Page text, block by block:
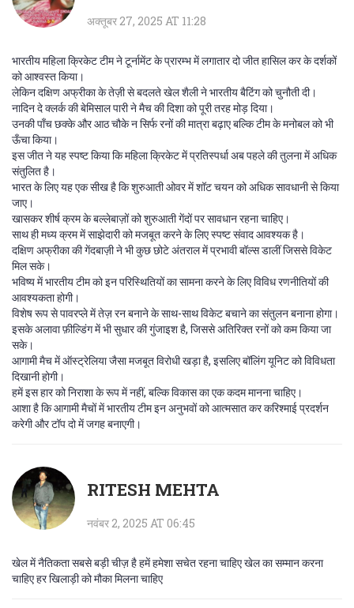
अक्तूबर 27, 2025 AT 11:28
भारतीय महिला क्रिकेट टीम ने टूर्नामेंट के प्रारम्भ में लगातार दो जीत हासिल कर के दर्शकों
को आश्वस्त किया।
लेकिन दक्षिण अफ्रीका के तेज़ी से बदलते खेल शैली ने भारतीय बैटिंग को चुनौती दी।
नादिन दे क्लर्क की बेमिसाल पारी ने मैच की दिशा को पूरी तरह मोड़ दिया।
उनकी पाँच छक्के और आठ चौके न सिर्फ रनों की मात्रा बढ़ाए बल्कि टीम के मनोबल को भी
ऊँचा किया।
इस जीत ने यह स्पष्ट किया कि महिला क्रिकेट में प्रतिस्पर्धा अब पहले की तुलना में अधिक
संतुलित है।
भारत के लिए यह एक सीख है कि शुरुआती ओवर में शॉट चयन को अधिक सावधानी से किया
जाए।
खासकर शीर्ष क्रम के बल्लेबाज़ों को शुरुआती गेंदों पर सावधान रहना चाहिए।
साथ ही मध्य क्रम में साझेदारी को मजबूत करने के लिए स्पष्ट संवाद आवश्यक है।
दक्षिण अफ्रीका की गेंदबाज़ी ने भी कुछ छोटे अंतराल में प्रभावी बॉल्स डालीं जिससे विकेट
मिल सके।
भविष्य में भारतीय टीम को इन परिस्थितियों का सामना करने के लिए विविध रणनीतियों की
आवश्यकता होगी।
विशेष रूप से पावरप्ले में तेज़ रन बनाने के साथ-साथ विकेट बचाने का संतुलन बनाना होगा।
इसके अलावा फ़ील्डिंग में भी सुधार की गुंजाइश है, जिससे अतिरिक्त रनों को कम किया जा
सके।
आगामी मैच में ऑस्ट्रेलिया जैसा मजबूत विरोधी खड़ा है, इसलिए बॉलिंग यूनिट को विविधता
दिखानी होगी।
हमें इस हार को निराशा के रूप में नहीं, बल्कि विकास का एक कदम मानना चाहिए।
आशा है कि आगामी मैचों में भारतीय टीम इन अनुभवों को आत्मसात कर करिश्माई प्रदर्शन
करेगी और टॉप दो में जगह बनाएगी।
RITESH MEHTA
नवंबर 2, 2025 AT 06:45
खेल में नैतिकता सबसे बड़ी चीज़ है हमें हमेशा सचेत रहना चाहिए खेल का सम्मान करना
चाहिए हर खिलाड़ी को मौका मिलना चाहिए